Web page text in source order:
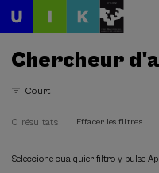
Chercheur
Court
0 résultats Effacer les filtres
Seleccione cualquier filtro y pulse